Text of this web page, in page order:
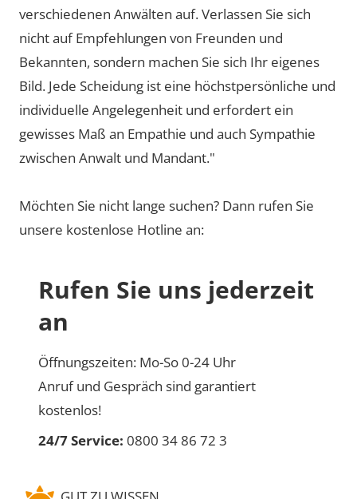
verschiedenen Anwälten auf. Verlassen Sie sich
nicht auf Empfehlungen von Freunden und
Bekannten, sondern machen Sie sich Ihr eigenes
Bild. Jede Scheidung ist eine höchstpersönliche und
individuelle Angelegenheit und erfordert ein
gewisses Maß an Empathie und auch Sympathie
zwischen Anwalt und Mandant."
Möchten Sie nicht lange suchen? Dann rufen Sie
unsere kostenlose Hotline an:
Rufen Sie uns jederzeit
an
Öffnungszeiten: Mo-So 0-24 Uhr
Anruf und Gespräch sind garantiert
kostenlos!
24/7 Service: 0800 34 86 72 3